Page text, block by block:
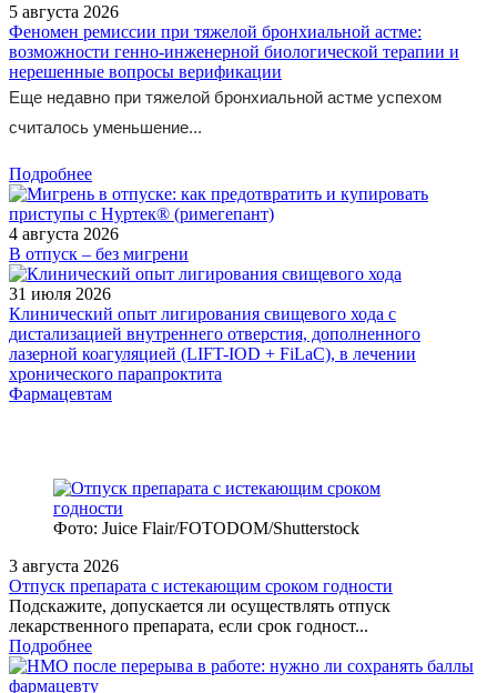
5 августа 2026
Феномен ремиссии при тяжелой бронхиальной астме:
возможности генно-инженерной биологической терапии и
нерешенные вопросы верификации
Еще недавно при тяжелой бронхиальной астме успехом
считалось уменьшение...
Подробнее
4 августа 2026
В отпуск – без мигрени
31 июля 2026
Клинический опыт лигирования свищевого хода с
дистализацией внутреннего отверстия, дополненного
лазерной коагуляцией (LIFT-IOD + FiLaC), в лечении
хронического парапроктита
Фармацевтам
Фото: Juice Flair/FOTODOM/Shutterstoсk
3 августа 2026
Отпуск препарата с истекающим сроком годности
Подскажите, допускается ли осуществлять отпуск
лекарственного препарата, если срок годност...
Подробнее